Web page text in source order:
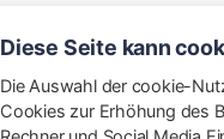
Diese Seite kann
Die Auswahl der cookie-
Cookies zur Erhöhung des